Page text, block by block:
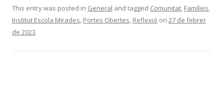
itt
er
e
b
This entry was posted in General and tagged Comunitat, Famílies,
Institut Escola Mirades, Portes Obertes, Reflexió on 27 de febrer
de 2023.